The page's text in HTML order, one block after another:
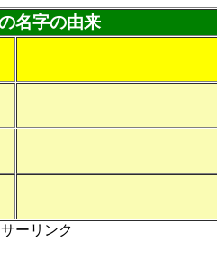
名字の由来
ーリンク